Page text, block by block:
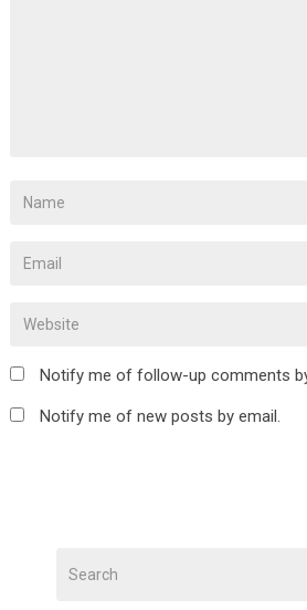
Notify me of follow-up comments
Notify me of new posts by email.